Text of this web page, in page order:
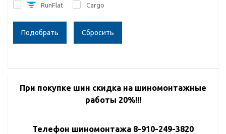
RunFlat Cargo
Сбросить
При покупке шин скидка на шиномонтажные
работы 20%!!!
Телефон шиномонтажа 8-910-249-3820